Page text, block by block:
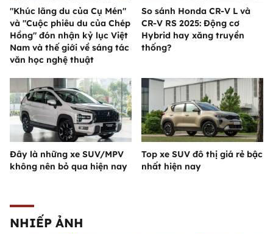
"Khúc lãng du của Cụ Mén"
và "Cuộc phiêu du của Chép
Hồng" đón nhận kỷ lục Việt
Nam và thế giới về sáng tác
văn học nghệ thuật
So sánh Honda CR-V L và
CR-V RS 2025: Động cơ
Hybrid hay xăng truyền
thống?
Đây là những xe SUV/MPV
không nên bỏ qua hiện nay
Top xe SUV đô thị giá rẻ bậc
nhất hiện nay
NHIẾP ẢNH